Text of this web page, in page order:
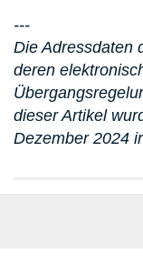
---
Die Adressdaten
deren
dieser Artikel
Dezember 2024